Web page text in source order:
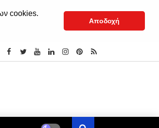
cookies.
Αποδοχή
Ο εορτασμός της Παναγίας από το 1935 έως το